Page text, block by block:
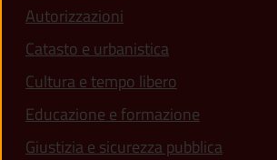
Autorizzazioni
Catasto e urbanistica
Cultura e tempo libero
Educazione e formazione
Giustizia e sicurezza pubblica